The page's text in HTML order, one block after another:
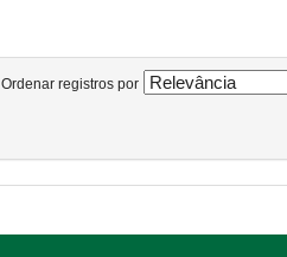
Ordenar registros por